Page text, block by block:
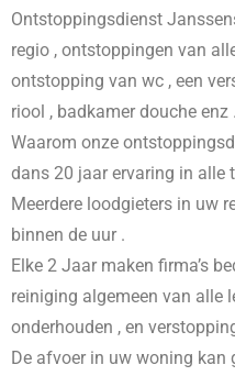
Ontstoppingsdienst
regio , ontstoppingen van
ontstopping van wc , een
riool , badkamer douche enz
Waarom onze
dans 20 jaar ervaring in alle
Meerdere loodgieters in uw
binnen de uur .
Elke 2 Jaar maken firma’s
reiniging algemeen van alle
onderhouden , en
De afvoer in uw woning kan